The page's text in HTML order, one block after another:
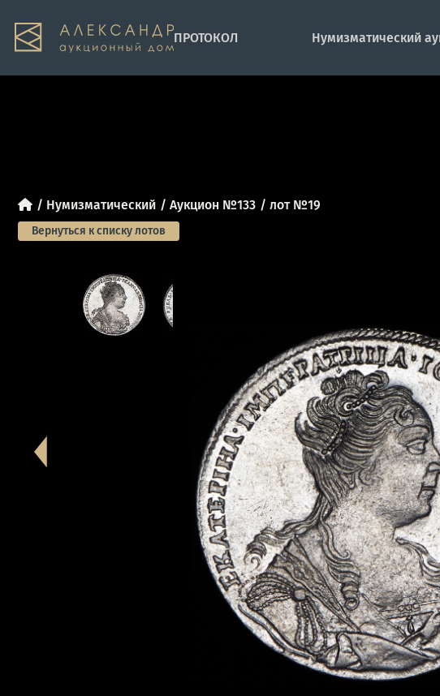
ПРОТОКОЛ Нумизматический
Нумизматический Аукцион №133 лот №19
Вернуться к списку лотов